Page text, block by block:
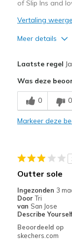
of Slip Ins and
Vertaling
Meer details
Sizing
View On Shoes
Laatste regel
Was deze
0 0
Markeer deze
Outter sole
Ingezonden 3
Door Tri
van San Jose
Describe
Beoordeeld op
skechers.com